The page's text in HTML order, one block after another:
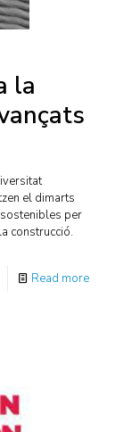
la
el dimarts
per
construcció.
Read more